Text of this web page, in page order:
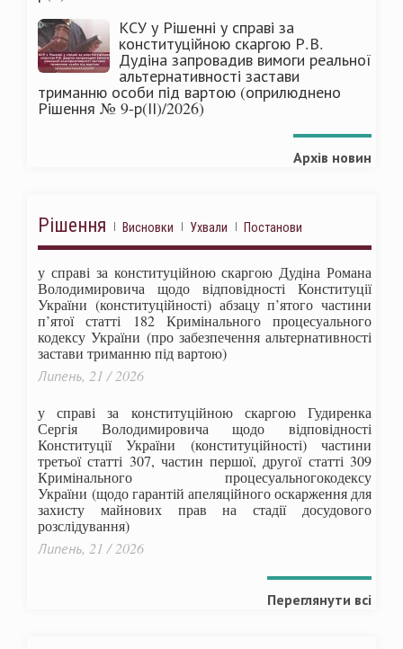
КСУ у Рішенні у справі за
конституційною скаргою Р.В.
Дудіна запровадив вимоги реальної
альтернативності застави
триманню особи під вартою (оприлюднено
Рішення № 9-р(ІІ)/2026)
Архів новин
Рішення Висновки Ухвали Постанови
у справі за конституційною скаргою Дудіна Романа
Володимировича щодо відповідності Конституції
України (конституційності) абзацу п’ятого частини
п’ятої статті 182 Кримінального процесуального
кодексу України (про забезпечення альтернативності
застави триманню під вартою)
Липень, 21 / 2026
у справі за конституційною скаргою Гудиренка
Сергія Володимировича щодо відповідності
Конституції України (конституційності) частини
третьої статті 307, частин першої, другої статті 309
Кримінального процесуальногокодексу
України (щодо гарантій апеляційного оскарження для
захисту майнових прав на стадії досудового
розслідування)
Липень, 21 / 2026
Переглянути всі